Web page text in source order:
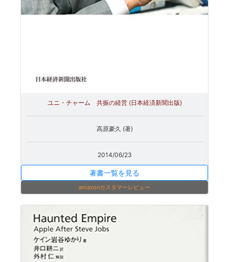
ユニ・チャーム 共振の経営 (日本経済新聞出版)
高原豪久 (著)
2014/06/23
著書一覧を見る
amazonカスタマーレビュー